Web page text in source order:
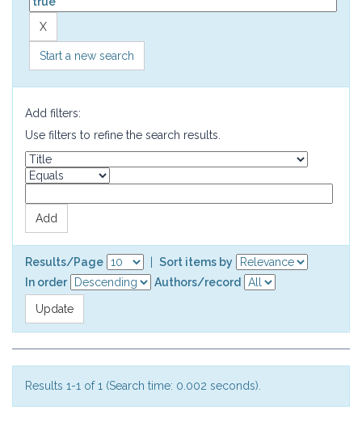
Start a new search
Add filters:
Use filters to refine the search results.
Results/Page
Sort items by
In order
Authors/record
Results 1-1 of 1 (Search time: 0.002 seconds).